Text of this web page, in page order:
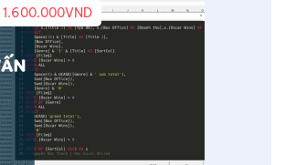
1.600.000VND